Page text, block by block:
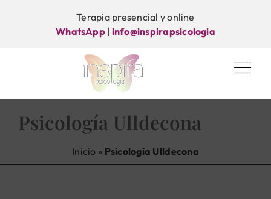
Terapia presencial y online
WhatsApp | info@inspirapsicologia
Psicología Ulldecona
Inicio » Psicología Ulldecona